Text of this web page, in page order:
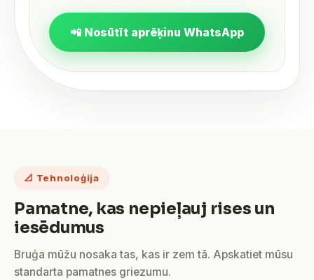
📲 Nosūtīt aprēķinu WhatsApp
📐 Tehnoloģija
Pamatne, kas nepieļauj rises un
iesēdumus
Bruģa mūžu nosaka tas, kas ir zem tā. Apskatiet mūsu
standarta pamatnes griezumu.